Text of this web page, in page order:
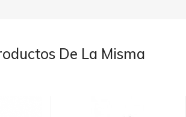
De La Misma